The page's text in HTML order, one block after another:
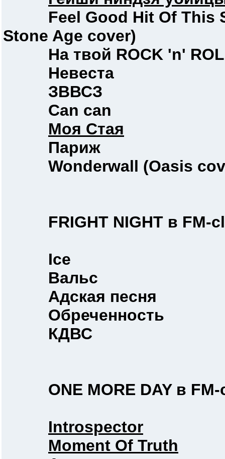
Feel Good Hit Of This
Stone Age cover)
На твой ROCK 'n'
Невеста
ЗВВСЗ
Can can
Моя Стая
Париж
Wonderwall (Oasis
FRIGHT NIGHT в FM-
Ice
Вальс
Адская песня
Обреченность
КДВС
ONE MORE DAY в FM-
Introspector
Moment Of Truth